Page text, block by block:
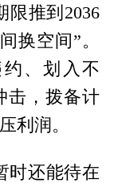
限推到2036
换空间”。
、划入不
击，拨备计
利润。
时还能待在